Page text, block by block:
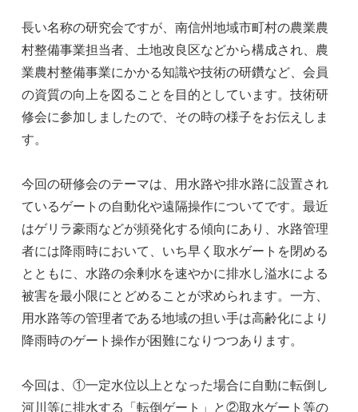
長い名称の研究会ですが、南信州地域市町村の農業農
村整備事業担当者、土地改良区などから構成され、農
業農村整備事業にかかる知識や技術の研鑽など、会員
の資質の向上を図ることを目的としています。技術研
修会に参加しましたので、その時の様子をお伝えしま
す。
今回の研修会のテーマは、用水路や排水路に設置され
ているゲートの自動化や遠隔操作についてです。最近
はゲリラ豪雨などが頻発化する傾向にあり、水路管理
者には降雨時において、いち早く取水ゲートを閉める
とともに、水路の余剰水を速やかに排水し溢水による
被害を最小限にとどめることが求められます。一方、
用水路等の管理者である地域の担い手は高齢化により
降雨時のゲート操作が困難になりつつあります。
今回は、①一定水位以上となった場合に自動に転倒し
河川等に排水する「転倒ゲート」と②取水ゲート等の